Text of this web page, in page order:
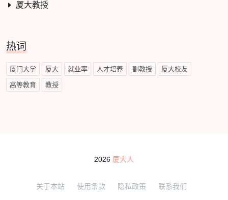
厦大教授
热词
厦门大学 厦大 就业率 人才培养 副教授 厦大校友
高等教育 教授
2026 厦大人
关于本站 使用条款 隐私政策 联系我们